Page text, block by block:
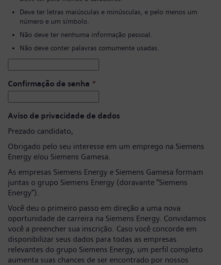
Deve ter letras maiúsculas e minúsculas, e pelo menos um
número e um símbolo.
Não deve ter nenhuma informação pessoal.
Não deve conter palavras comumente usadas.
Confirmação de senha *
Aviso de privacidade de dados
Prezado candidato,
Obrigado pelo seu interesse em um emprego na Siemens
Energy e/ou Siemens Gamesa.
As empresas Siemens Energy e Siemens Gamesa formam
juntas o grupo Siemens Energy (doravante “Siemens
Energy”).
Você deu o primeiro passo em direção a uma nova
oportunidade de carreira na Siemens Energy. Convidamos
você a preencher sua inscrição. Caso você concorde em
disponibilizar seus dados para todas as empresas
relevantes do grupo Siemens Energy, um perfil completo
aumenta suas chances de ser encontrado por nossos